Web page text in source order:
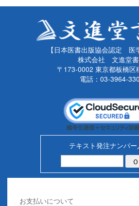
【日本医書出版協会認定 医
株式会社 文進堂
〒173-0002 東京都板橋区
電話：03-3964-
テキスト発注ナンバー
お支払いについて